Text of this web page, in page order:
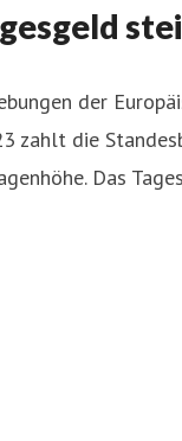
der
zahlt die
Das